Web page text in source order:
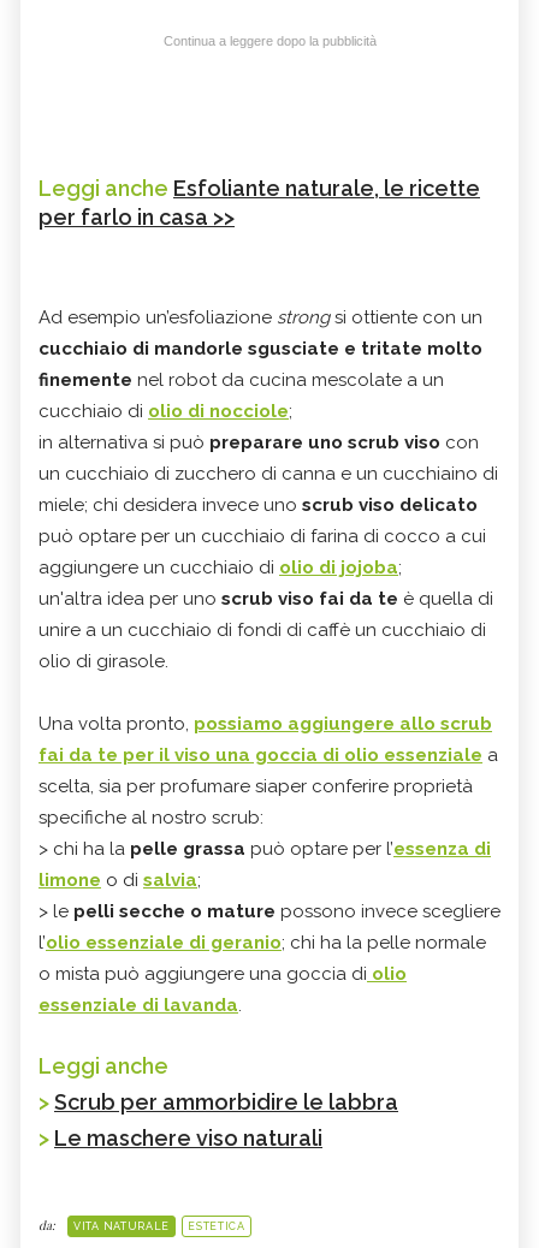
Continua a leggere dopo la pubblicità
Leggi anche Esfoliante naturale, le ricette
per farlo in casa >>
Ad esempio un’esfoliazione strongsi ottiente con un
cucchiaio di mandorle sgusciate e tritate molto
finemente nel robot da cucina mescolate a un
cucchiaio di olio di nocciole;
in alternativa si può preparare uno scrub viso con
un cucchiaio di zucchero di canna e un cucchiaino di
miele; chi desidera invece uno scrub viso delicato
può optare per un cucchiaio di farina di cocco a cui
aggiungere un cucchiaio di olio di jojoba;
un'altra idea per uno scrub viso fai da te è quella di
unire a un cucchiaio di fondi di caffè un cucchiaio di
olio di girasole.
Una volta pronto, possiamo aggiungere allo scrub
fai da te per il viso una goccia di olio essenziale a
scelta, sia per profumare siaper conferire proprietà
specifiche al nostro scrub:
> chi ha la pelle grassa può optare per l’essenza di
limone o di salvia;
> le pelli secche o mature possono invece scegliere
l’olio essenziale di geranio; chi ha la pelle normale
o mista può aggiungere una goccia di olio
essenziale di lavanda.
Leggi anche
>Scrub per ammorbidire le labbra
> Le maschere viso naturali
da: VITA NATURALE ESTETICA